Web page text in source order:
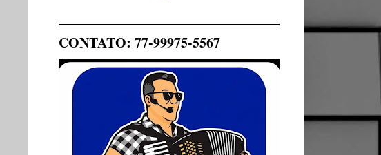
CONTATO: 77-99975-5567